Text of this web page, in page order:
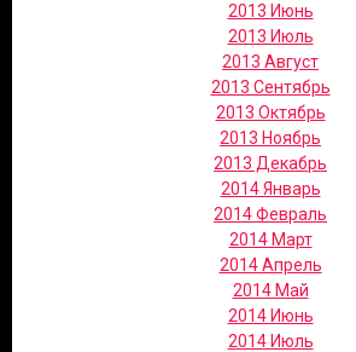
2013 Июнь
2013 Июль
2013 Август
2013 Сентябрь
2013 Октябрь
2013 Ноябрь
2013 Декабрь
2014 Январь
2014 Февраль
2014 Март
2014 Апрель
2014 Май
2014 Июнь
2014 Июль